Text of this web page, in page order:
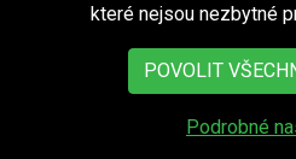
RSS
Bezbariérový
copyright © 2018 - 2026
které nejsou nezbytné
POVOLIT
Podrobné